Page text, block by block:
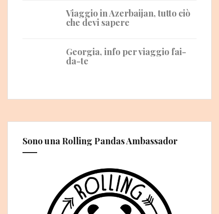
Viaggio in Azerbaijan, tutto ciò
che devi sapere
Georgia, info per viaggio fai-
da-te
Sono una Rolling Pandas Ambassador